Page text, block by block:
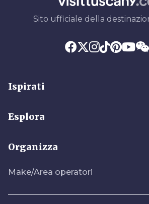
Sito ufficiale della
Ispirati
Esplora
Organizza
Make/Area operatori